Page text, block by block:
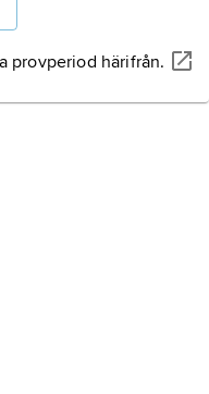
provperiod härifrån.